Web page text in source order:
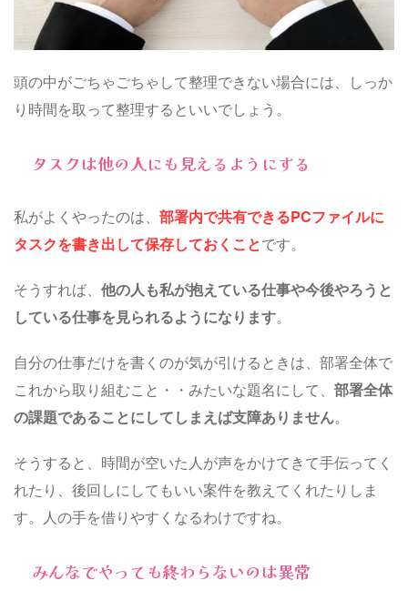
頭の中がごちゃごちゃして整理できない場合には、しっか
り時間を取って整理するといいでしょう。
タスクは他の人にも見えるようにする
私がよくやったのは、 部署内で共有できるPCファイルに
タスクを書き出して保存しておくことです。
そうすれば、 他の人も私が抱えている仕事や今後やろうと
している仕事を見られるようになります。
自分の仕事だけを書くのが気が引けるときは、部署全体で
これから取り組むこと・・みたいな題名にして、 部署全体
の課題であることにしてしまえば支障ありません。
そうすると、時間が空いた人が声をかけてきて手伝ってく
れたり、後回しにしてもいい案件を教えてくれたりしま
す。人の手を借りやすくなるわけですね。
みんなでやっても終わらないのは異常